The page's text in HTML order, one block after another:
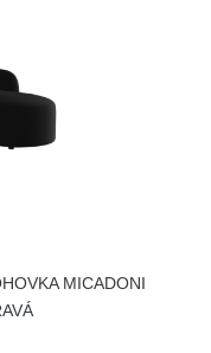
MICADONI